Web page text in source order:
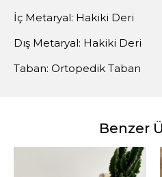
İç Metaryal: Hakiki Deri
Dış Metaryal: Hakiki Deri
Taban: Ortopedik Taban
Benzer